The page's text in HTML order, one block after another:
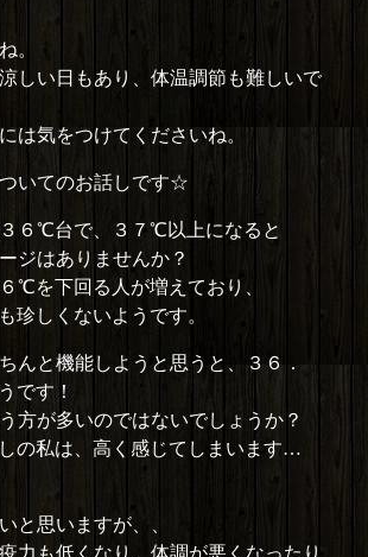
。
しい日もあり、体温調節も難しいで
は気をつけてくださいね。
いてのお話しです☆
６℃台で、３７℃以上になると
ジはありませんか？
℃を下回る人が増えており、
珍しくないようです。
んと機能しようと思うと、３６．
です！
方が多いのではないでしょうか？
の私は、高く感じてしまいます…
と思いますが、、
力も低くなり、体調が悪くなったり